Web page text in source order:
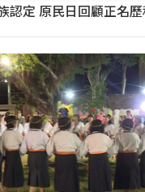
認定 原民日回顧正名